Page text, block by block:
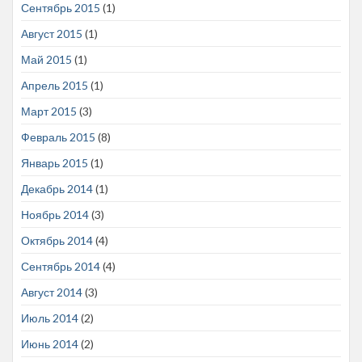
Сентябрь 2015 (1)
Август 2015 (1)
Май 2015 (1)
Апрель 2015 (1)
Март 2015 (3)
Февраль 2015 (8)
Январь 2015 (1)
Декабрь 2014(1)
Ноябрь 2014(3)
Октябрь 2014(4)
Сентябрь 2014(4)
Август 2014(3)
Июль 2014(2)
Июнь 2014(2)